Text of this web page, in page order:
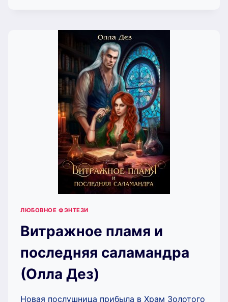
(ОЛЛА
ДЕЗ)
ЛЮБОВНОЕ ФЭНТЕЗИ
Витражное пламя и
последняя саламандра
(Олла Дез)
Новая послушница прибыла в Храм Золотого